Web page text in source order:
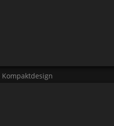
Kompaktdesign